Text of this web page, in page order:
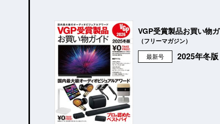
VGP受賞製品お買い物
（フリーマガジン）
最新号 2025年冬